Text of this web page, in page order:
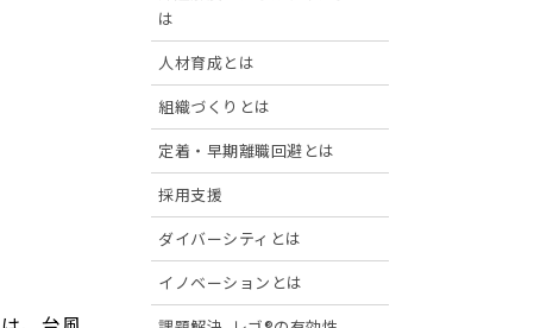
は
人材育成とは
組織づくりとは
定着・早期離職回避とは
採用支援
ダイバーシティとは
イノベーションとは